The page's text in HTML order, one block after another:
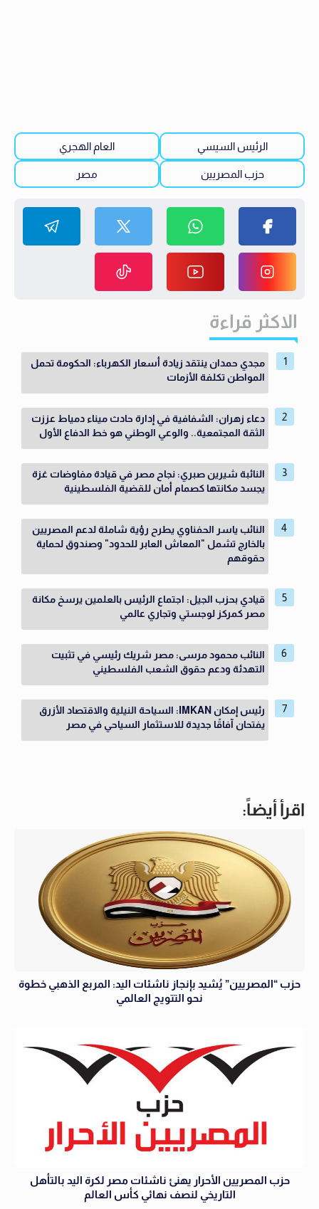
الرئيس السيسي العام الهجري
حزب المصريين مصر
الاكثر قراءة
مجدي حمدان ينتقد زيادة أسعار الكهرباء: الحكومة تحمل
المواطن تكلفة الأزمات
دعاء زهران: الشفافية في إدارة حادث ميناء دمياط عززت
الثقة المجتمعية.. والوعي الوطني هو خط الدفاع الأول
النائبة شيرين صبري: نجاح مصر في قيادة مفاوضات غزة
يجسد مكانتها كصمام أمان للقضية الفلسطينية
النائب ياسر الحفناوي يطرح رؤية شاملة لدعم المصريين
بالخارج تشمل "المعاش العابر للحدود" وصندوق لحماية
حقوقهم
قيادي بحزب الجيل: اجتماع الرئيس بالعلمين يرسخ مكانة
مصر كمركز لوجستي وتجاري عالمي
النائب محمود مرسى: مصر شريك رئيسي في تثبيت
التهدئة ودعم حقوق الشعب الفلسطيني
رئيس إمكان IMKAN: السياحة النيلية والاقتصاد الأزرق
يفتحان آفاقًا جديدة للاستثمار السياحي في مصر
اقرأ أيضاً:
حزب “المصريين” يُشيد بإنجاز ناشئات اليد: المربع الذهبي خطوة
نحو التتويج العالمي
حزب المصريين الأحرار يهنئ ناشئات مصر لكرة اليد بالتأهل
التاريخي لنصف نهائي كأس العالم